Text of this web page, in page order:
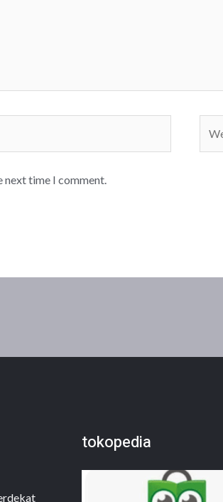
next time I comment.
tokopedia